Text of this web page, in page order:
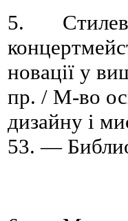
5.
новації у
пр. / М-во
дизайну і
53. —